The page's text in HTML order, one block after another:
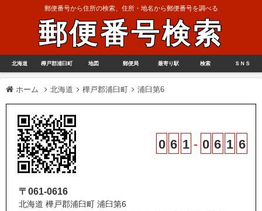
郵便番号から住所の検索、住所・地名から郵便番号を調べる
郵便番号検索
北海道 樺戸郡浦臼町 地図 郵便局 最寄り駅 検索 ＳＮＳ
ホーム 北海道 樺戸郡浦臼町 浦臼第6
0 6 1 - 0 6 1 6
〒061-0616
北海道 樺戸郡浦臼町 浦臼第6